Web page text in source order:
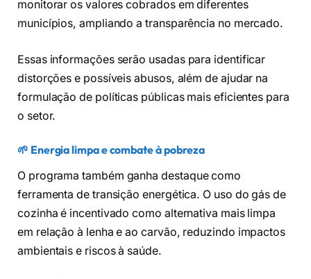
monitorar os valores cobrados em diferentes
municípios, ampliando a transparência no mercado.
Essas informações serão usadas para identificar
distorções e possíveis abusos, além de ajudar na
formulação de políticas públicas mais eficientes para
o setor.
🌱 Energia limpa e combate à pobreza
O programa também ganha destaque como
ferramenta de transição energética. O uso do gás de
cozinha é incentivado como alternativa mais limpa
em relação à lenha e ao carvão, reduzindo impactos
ambientais e riscos à saúde.